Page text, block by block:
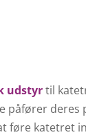
udstyrtil
påfører
føre katetret